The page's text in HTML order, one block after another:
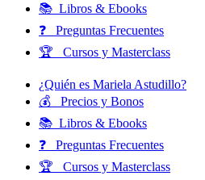
📚 Libros & Ebooks
❓ Preguntas Frecuentes
🏆 Cursos y Masterclass
¿Quién es Mariela Astudillo?
💰 Precios y Bonos
📚 Libros & Ebooks
❓ Preguntas Frecuentes
🏆 Cursos y Masterclass